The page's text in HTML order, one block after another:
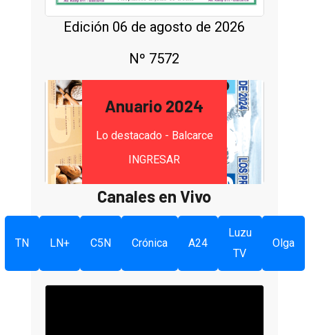
Edición 06 de agosto de 2026
Nº 7572
Anuario 2024
Lo destacado - Balcarce
INGRESAR
Canales en Vivo
TN LN+ C5N Crónica A24
Luzu
TV
Olga